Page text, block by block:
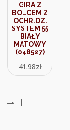
GIRA Z
BOLCEM Z
OCHR.DZ.
SYSTEM 55
BIAŁY
MATOWY
(048527)
41.98zł